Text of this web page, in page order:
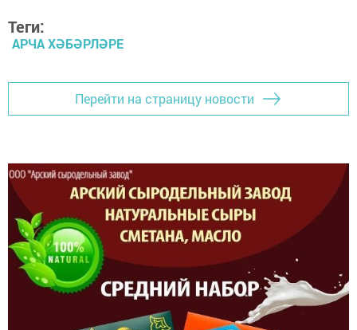
Теги:
АРЧА ХӘБӘРЛӘРЕ
Перейти на страницу новости